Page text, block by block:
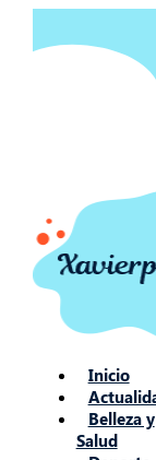
contenido
Inicio
Belleza y
Salud